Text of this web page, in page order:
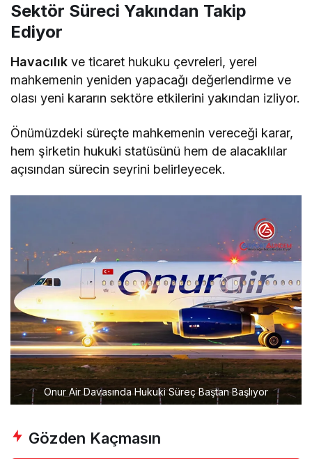
Sektör Süreci Yakından Takip
Ediyor
Havacılık ve ticaret hukuku çevreleri, yerel
mahkemenin yeniden yapacağı değerlendirme ve
olası yeni kararın sektöre etkilerini yakından izliyor.
Önümüzdeki süreçte mahkemenin vereceği karar,
hem şirketin hukuki statüsünü hem de alacaklılar
açısından sürecin seyrini belirleyecek.
Onur Air Davasında Hukuki Süreç Baştan Başlıyor
Gözden Kaçmasın